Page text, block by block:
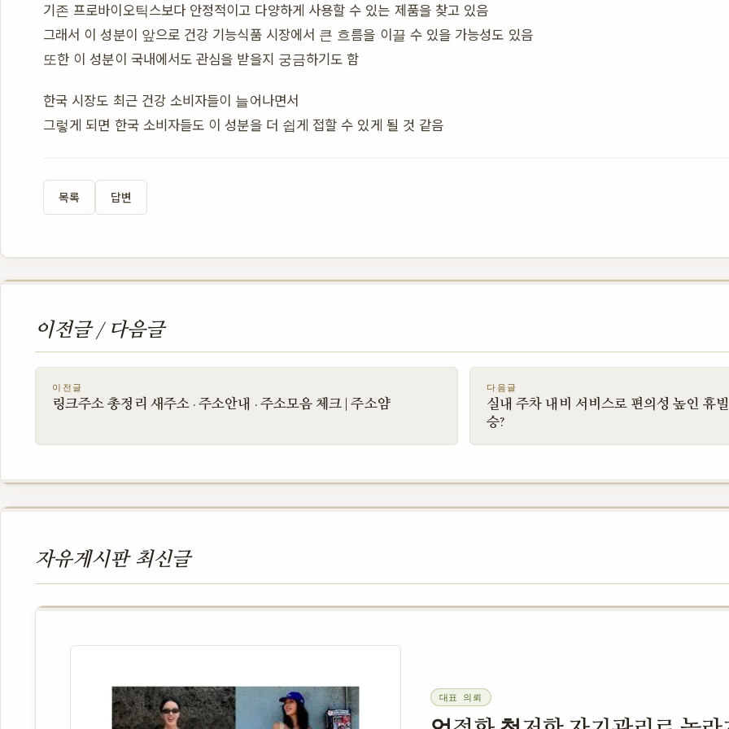
기존 프로바이오틱스보다 안정적이고 다양하게 사용할 수 있는 제품을 찾고 있음
그래서 이 성분이 앞으로 건강 기능식품 시장에서 큰 흐름을 이끌 수 있을 가능성도 있음
또한 이 성분이 국내에서도 관심을 받을지 궁금하기도 함
한국 시장도 최근 건강 소비자들이 늘어나면서
그렇게 되면 한국 소비자들도 이 성분을 더 쉽게 접할 수 있게 될 것 같음
목록 답변
이전글 / 다음글
이전글
링크주소 총정리 새주소 · 주소안내 · 주소모음 체크 | 주소얌
다음글
실내 주차 내비 서비스로 편의성 높인 휴
승?
자유게시판 최신글
대표 의뢰